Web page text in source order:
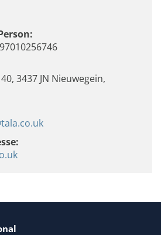
3437 JN Nieuwegein,